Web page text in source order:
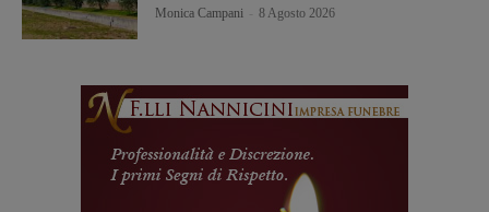
Monica Campani 8 Agosto 2026